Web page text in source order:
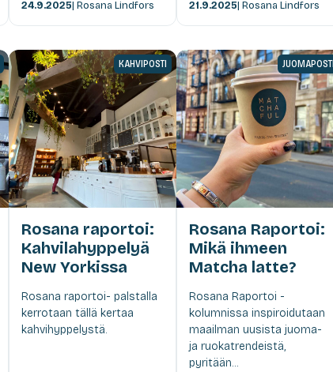
24.9.2025| Rosana Lindfors 21.9.2025| Rosana Lindfors
KAHVIPOSTI
Rosana raportoi:
Kahvilahyppelyä
New Yorkissa
Rosana raportoi- palstalla
kerrotaan tällä kertaa
kahvihyppelystä.
JUOMAPOSTI
Rosana Raportoi:
Mikä ihmeen
Matcha latte?
Rosana Raportoi -
kolumnissa inspiroidutaan
maailman uusista juoma-
ja ruokatrendeistä,
pyritään...